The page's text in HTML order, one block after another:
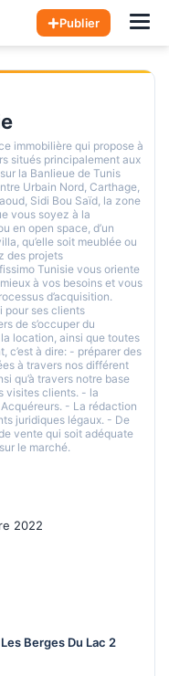
Publier
immobilière qui propose à
situés principalement aux
la Banlieue de Tunis
Urbain Nord, Carthage,
Sidi Bou Saïd, la zone
vous soyez à la
en open space, d’un
qu’elle soit meublée ou
des projets
Tunisie vous oriente
à vos besoins et vous
d’acquisition.
pour ses clients
de s’occuper du
location, ainsi que toutes
c’est à dire: - préparer des
à travers nos différent
qu’à travers notre base
visites clients. - la
- La rédaction
juridiques légaux. - De
vente qui soit adéquate
le marché.
2022
Berges Du Lac 2